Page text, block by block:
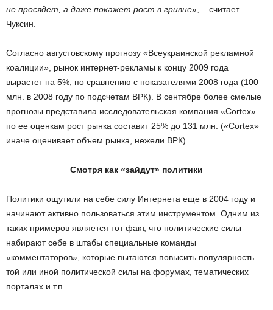
не просядет, а даже покажет рост в гривне», – считает
Чуксин.
Согласно августовскому прогнозу «Всеукраинской рекламной
коалиции», рынок интернет-рекламы к концу 2009 года
вырастет на 5%, по сравнению с показателями 2008 года (100
млн. в 2008 году по подсчетам ВРК). В сентябре более смелые
прогнозы представила исследовательская компания «Cortex» –
по ее оценкам рост рынка составит 25% до 131 млн. («Cortex»
иначе оценивает объем рынка, нежели ВРК).
Смотря как «зайдут» политики
Политики ощутили на себе силу Интернета еще в 2004 году и
начинают активно пользоваться этим инструментом. Одним из
таких примеров является тот факт, что политические силы
набирают себе в штабы специальные команды
«комментаторов», которые пытаются повысить популярность
той или иной политической силы на форумах, тематических
порталах и т.п.